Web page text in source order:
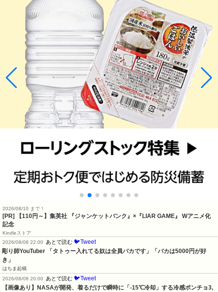
2026/08/10 まで！
[PR]
【110円～】集英社 『ジャンケットバンク』×『LIAR GAME』 Wアニメ化
記念
Kindleストア
2026/08/08 22:00
あとで読む 🐦Tweet
彫り師YouTuber 「タトゥー入れてる奴は全員バカです」「バカは5000円が好
き」
はちま起稿
2026/08/08 20:00
あとで読む 🐦Tweet
【画像あり】NASAが開発、着るだけで瞬時に「-15℃冷却」する冷感ポンチョ3,